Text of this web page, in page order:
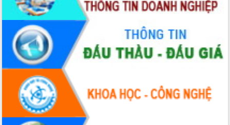
Khởi động Dự án Đầu tư xây dựng hạ
tầng kỹ thuật Cụm công nghiệp Tân
Tiến
Gặp mặt các cơ quan báo chí nhân Kỷ
niệm 101 năm Ngày Báo chí Cách
mạng Việt Nam
Đắk Lắk sơ kết 4 năm triển khai thực
hiện Đề án 06 của Chính phủ
Họp báo thông tin về Hội nghị Công bố
Quy hoạch và Xúc tiến đầu tư tỉnh Đắk
Lắk